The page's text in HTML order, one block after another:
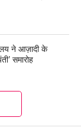
ने आज़ादी के
समारोह